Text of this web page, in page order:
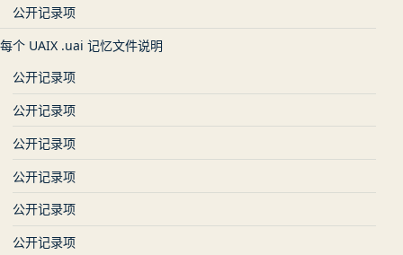
公开记录项
每个 UAIX .uai 记忆文件说明
公开记录项
公开记录项
公开记录项
公开记录项
公开记录项
公开记录项